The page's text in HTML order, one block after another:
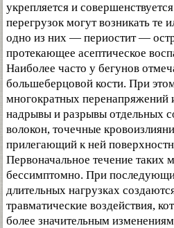
укрепляется и
перегрузок могут возникать те
одно из них — периостит —
протекающее асептическое
Наиболее часто у бегунов
большеберцовой кости. При этом
многократных перенапряжений
надрывы и разрывы отдельных
волокон, точечные
прилегающий к ней
Первоначальное течение таких
бессимптомно. При
длительных нагрузках
травматические воздействия,
более значительным